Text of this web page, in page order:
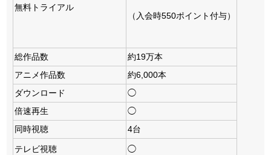
無料トライアル
（入会時550ポイント付与）
総作品数
約19万本
アニメ作品数
約6,000本
ダウンロード
◯
倍速再生
◯
同時視聴
4台
テレビ視聴 ◯